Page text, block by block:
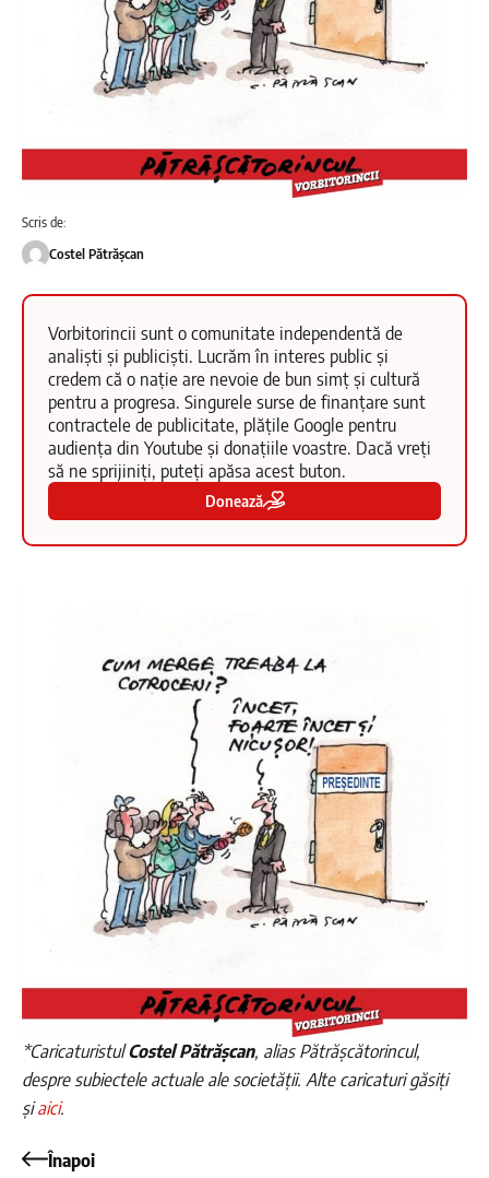
Scris de:
Costel Pătrășcan
Vorbitorincii sunt o comunitate independentă de
analiști și publiciști. Lucrăm în interes public și
credem că o nație are nevoie de bun simț și cultură
pentru a progresa. Singurele surse de finanțare sunt
contractele de publicitate, plățile Google pentru
audiența din Youtube și donațiile voastre. Dacă vreți
să ne sprijiniți, puteți apăsa acest buton.
Donează
*CaricaturistulCostel Pătrășcan, alias Pătrășcătorincul,
despre subiectele actuale ale societății. Alte caricaturi găsiți
șiaici.
Înapoi